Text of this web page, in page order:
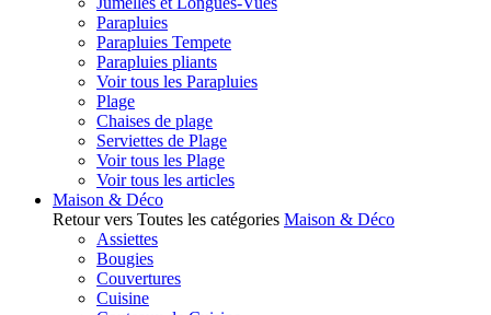
Parapluies
Parapluies Tempete
Parapluies pliants
Voir tous les Parapluies
Plage
Chaises de plage
Serviettes de Plage
Voir tous les Plage
Voir tous les articles
Maison & Déco
Retour vers Toutes les catégories Maison & Déco
Assiettes
Bougies
Couvertures
Cuisine